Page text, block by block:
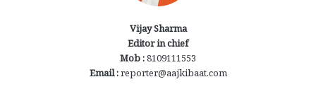
Vijay Sharma
Editor in chief
Mob :8109111553
Email :reporter@aajkibaat.com